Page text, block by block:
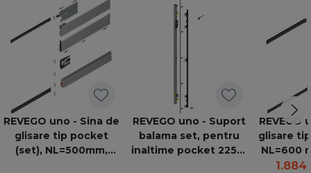
REVEGO uno - Sina de
glisare tip pocket
(set), NL=500mm,
REVEGO uno - Suport
balama set, pentru
inaltime pocket 2257-
REVEGO
glisare
NL=600
1.884